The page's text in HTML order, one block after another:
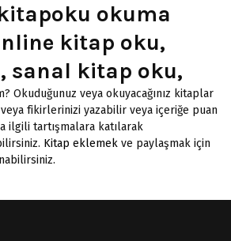
okuma
kitap oku,
sanal kitap oku,
Okuduğunuz veya okuyacağınız kitaplar
fikirlerinizi yazabilir veya içeriğe puan
ilgili tartışmalara katılarak
Kitap eklemek ve paylaşmak için